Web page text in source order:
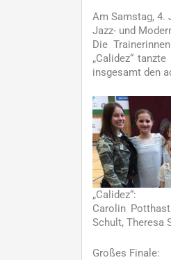
Am Samstag, 4.
Jazz- und
Die
„Calidez“
insgesamt den
„Calidez“:
Carolin
Schult, Theresa
Großes Finale: